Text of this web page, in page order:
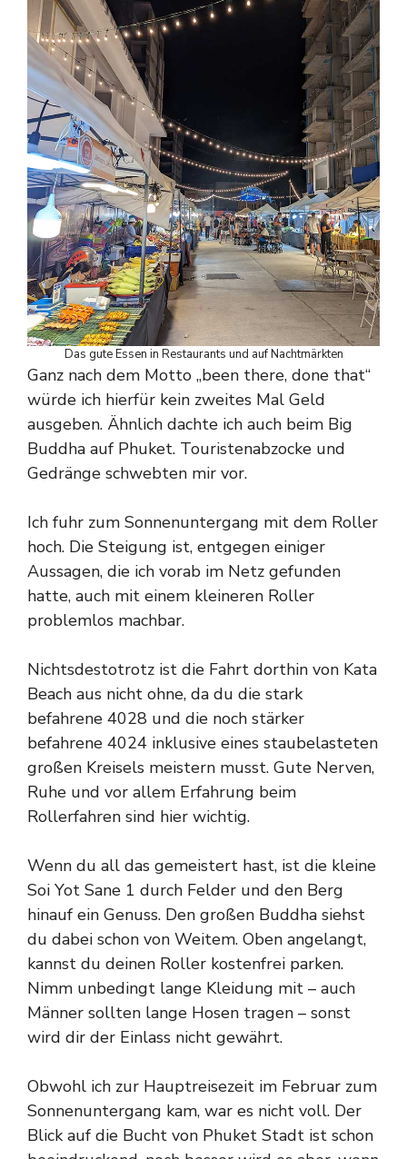
Das gute Essen in Restaurants und auf Nachtmärkten
Ganz nach dem Motto „been there, done that“
würde ich hierfür kein zweites Mal Geld
ausgeben. Ähnlich dachte ich auch beim Big
Buddha auf Phuket. Touristenabzocke und
Gedränge schwebten mir vor.
Ich fuhr zum Sonnenuntergang mit dem Roller
hoch. Die Steigung ist, entgegen einiger
Aussagen, die ich vorab im Netz gefunden
hatte, auch mit einem kleineren Roller
problemlos machbar.
Nichtsdestotrotz ist die Fahrt dorthin von Kata
Beach aus nicht ohne, da du die stark
befahrene 4028 und die noch stärker
befahrene 4024 inklusive eines staubelasteten
großen Kreisels meistern musst. Gute Nerven,
Ruhe und vor allem Erfahrung beim
Rollerfahren sind hier wichtig.
Wenn du all das gemeistert hast, ist die kleine
Soi Yot Sane 1 durch Felder und den Berg
hinauf ein Genuss. Den großen Buddha siehst
du dabei schon von Weitem. Oben angelangt,
kannst du deinen Roller kostenfrei parken.
Nimm unbedingt lange Kleidung mit – auch
Männer sollten lange Hosen tragen – sonst
wird dir der Einlass nicht gewährt.
Obwohl ich zur Hauptreisezeit im Februar zum
Sonnenuntergang kam, war es nicht voll. Der
Blick auf die Bucht von Phuket Stadt ist schon